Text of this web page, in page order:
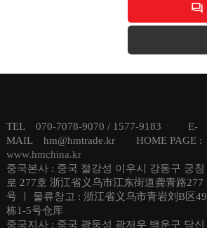
TEL 070-7078-9070 / 1577-9183 E-
MAIL hm@hmtrade.kr HOME PAGE :
www.hmchina.kr
중국본사 : 중국 절강성 이우시 강동구 궁칭
로 277호 浙江省义乌市江东街道龚青路277
号 ㅣ 물류창고 : 浙江省义乌市青岩刘B区49
栋1-5号仓库
중국지사 : 중국 광둥성 광저우 백운구 당신